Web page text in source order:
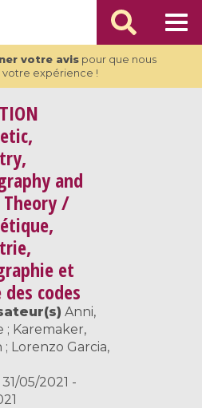
votre avispour que nous
votre expérience !
and
Theory /
et
codes
Anni,
; Karemaker,
Lorenzo Garcia,
31/05/2021 -